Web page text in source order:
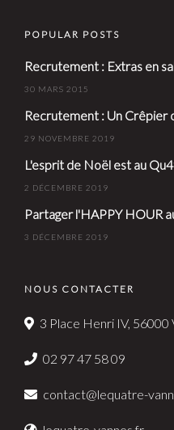
POPULAR POSTS
Recrutement : Extras en
30 MARS 2015
Recrutement : Un Crêpier
29 NOVEMBRE 2019
L'esprit de Noël est au
2 DÉCEMBRE 2019
Partager l'HAPPY HOUR
3 DÉCEMBRE 2019
NOUS CONTACTER
3 Place Henri IV, 56000
02 97 47 58 09
contact@lequatre-